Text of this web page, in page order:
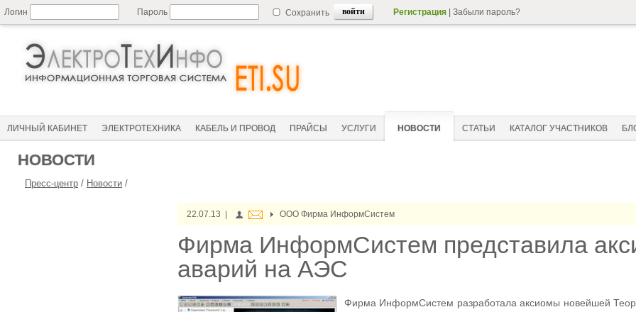
Логин Пароль Сохранить Регистрация Забыли пароль?
ЛИЧНЫЙ КАБИНЕТ ЭЛЕКТРОТЕХНИКА КАБЕЛЬ И ПРОВОД ПРАЙСЫ УСЛУГИ НОВОСТИ СТАТЬИ КАТАЛОГ УЧАСТНИКОВ
НОВОСТИ
Пресс-центр / Новости /
22.07.13 | ООО Фирма ИнформСистем
Фирма ИнформСистем представила
аварий на АЭС
Фирма ИнформСистем разработала аксиомы новейшей